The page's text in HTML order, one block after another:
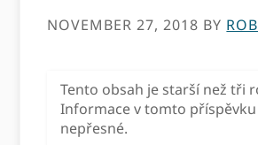
NOVEMBER 27, 2018 BY
Tento obsah je starší než tři
Informace v tomto
nepřesné.